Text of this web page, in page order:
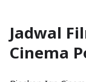
Jadwal
Cinema